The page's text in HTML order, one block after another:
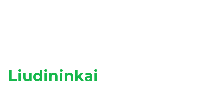
Liudininkai